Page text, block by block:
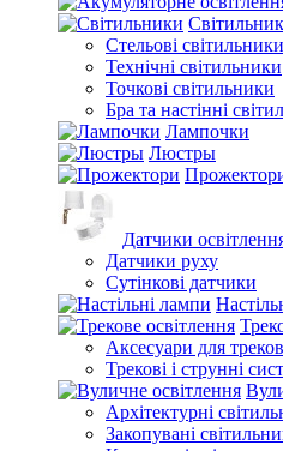
Стельові світильники
Технічні світильники
Точкові світильники
Бра та настінні
Лампочки
Люстры
Датчики
Датчики руху
Сутінкові датчики
Аксесуари для
Трекові і струнні
Архітектурні
Закопувані